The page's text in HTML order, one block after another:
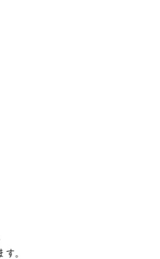
。